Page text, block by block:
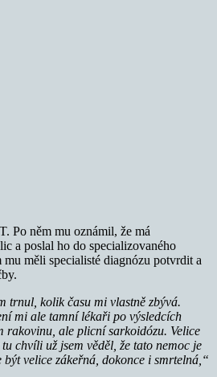
Po něm mu oznámil, že má
a poslal ho do specializovaného
měli specialisté diagnózu potvrdit a
trnul, kolik času mi vlastně zbývá.
mi ale tamní lékaři po výsledcích
rakovinu, ale plicní sarkoidózu. Velice
chvíli už jsem věděl, že tato nemoc je
být velice zákeřná, dokonce i smrtelná,“